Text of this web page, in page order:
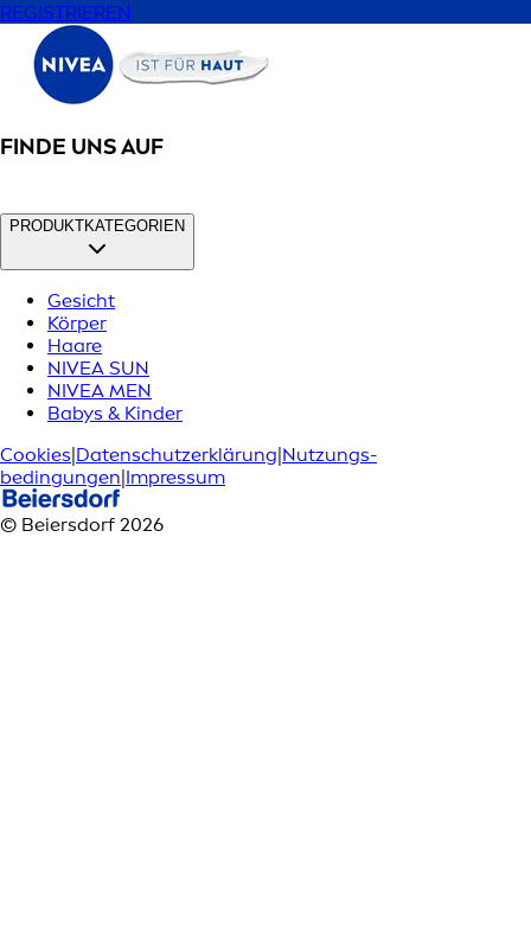
REGISTRIEREN
FINDE UNS AUF
PRODUKTKATEGORIEN
Gesicht
Körper
Haare
NIVEA SUN
NIVEA MEN
Babys & Kinder
Cookies|Datenschutzerklärung|Nutzungs­
bedingungen|Impressum
© Beiersdorf 2026